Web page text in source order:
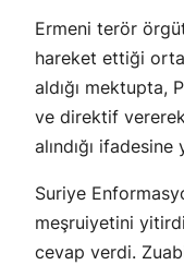
Ermeni terör
hareket ettiği
aldığı mektupta,
ve direktif
alındığı
Suriye
meşruiyetini
cevap verdi.